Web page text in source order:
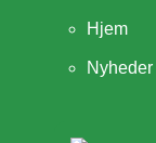
Hjem
Nyheder